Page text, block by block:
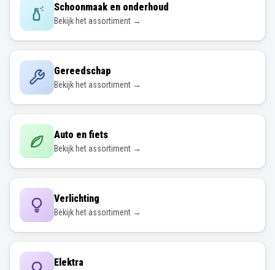
Schoonmaak en onderhoud
Bekijk het assortiment →
Gereedschap
Bekijk het assortiment →
Auto en fiets
Bekijk het assortiment →
Verlichting
Bekijk het assortiment →
Elektra